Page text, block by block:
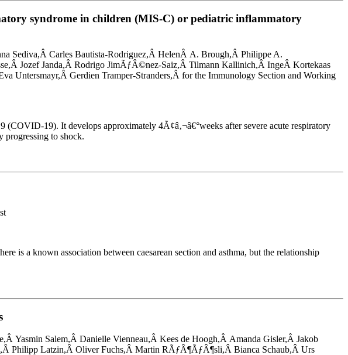
syndrome in children (MIS-C) or pediatric inflammatory
Sediva,Â Carles Bautista-Rodriguez,Â HelenÂ A. Brough,Â Philippe A.
Jozef Janda,Â Rodrigo JimÃƒÂ©nez-Saiz,Â Tilmann Kallinich,Â IngeÂ Kortekaas
Untersmayr,Â Gerdien Tramper-Stranders,Â for the Immunology Section and Working
19). It develops approximately 4Ã¢â‚¬â€°weeks after severe acute respiratory
to shock.
is a known association between caesarean section and asthma, but the relationship
Yasmin Salem,Â Danielle Vienneau,Â Kees de Hoogh,Â Amanda Gisler,Â Jakob
Philipp Latzin,Â Oliver Fuchs,Â Martin RÃƒÂ¶ÃƒÂ¶sli,Â Bianca Schaub,Â Urs